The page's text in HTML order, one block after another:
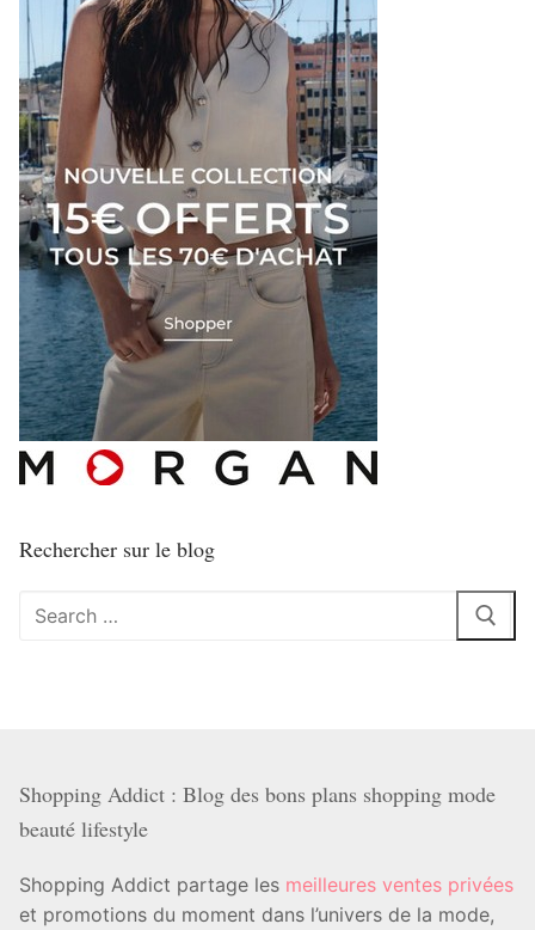
Rechercher sur le blog
Rechercher
Shopping Addict : Blog des bons plans shopping mode
beauté lifestyle
Shopping Addict partage les meilleures ventes privées
et promotions du moment dans l’univers de la mode,